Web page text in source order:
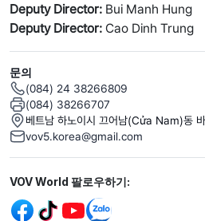
Deputy Director: Bui Manh Hung
Deputy Director: Cao Dinh Trung
문의
(084) 24 38266809
(084) 38266707
베트남 하노이시 끄어남(Cửa Nam)동
vov5.korea@gmail.com
Mạng xã hội
VOV World 팔로우하기: